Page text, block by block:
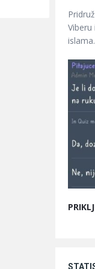
islama.